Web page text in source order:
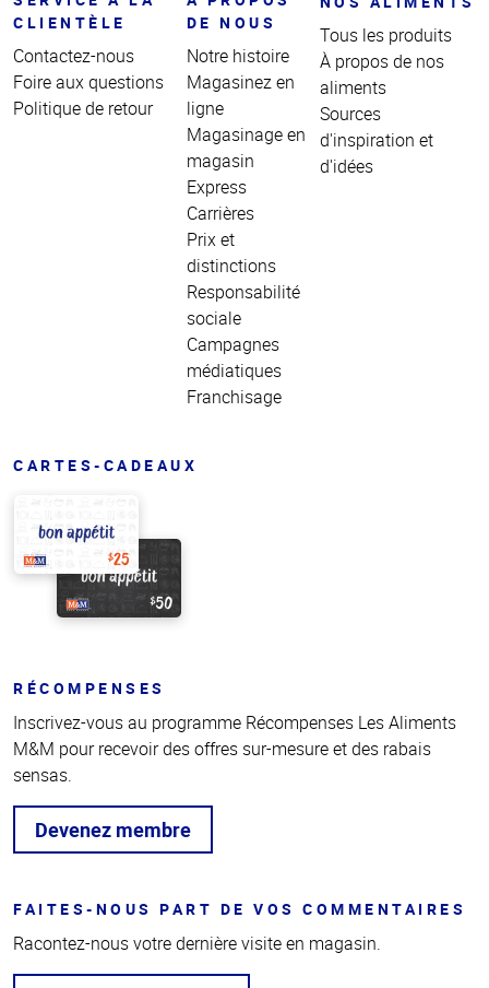
CLIENTÈLE
Contactez-nous
Foire aux questions
Politique de retour
DE NOUS
Notre histoire
Magasinez en
ligne
Magasinage en
magasin
Express
Carrières
Prix et
distinctions
Responsabilité
sociale
Campagnes
médiatiques
Franchisage
Tous les produits
À propos de nos
aliments
Sources
d'inspiration et
d'idées
CARTES-CADEAUX
RÉCOMPENSES
Inscrivez-vous au programme Récompenses Les Aliments
M&M pour recevoir des offres sur-mesure et des rabais
sensas.
Devenez membre
FAITES-NOUS PART DE VOS COMMENTAIRES
Racontez-nous votre dernière visite en magasin.